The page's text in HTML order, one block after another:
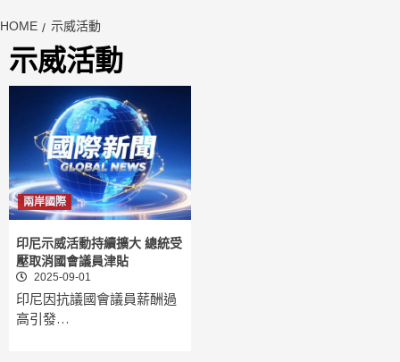
HOME 示威活動
示威活動
兩岸國際
印尼示威活動持續擴大 總統受
壓取消國會議員津貼
2025-09-01
印尼因抗議國會議員薪酬過
高引發…